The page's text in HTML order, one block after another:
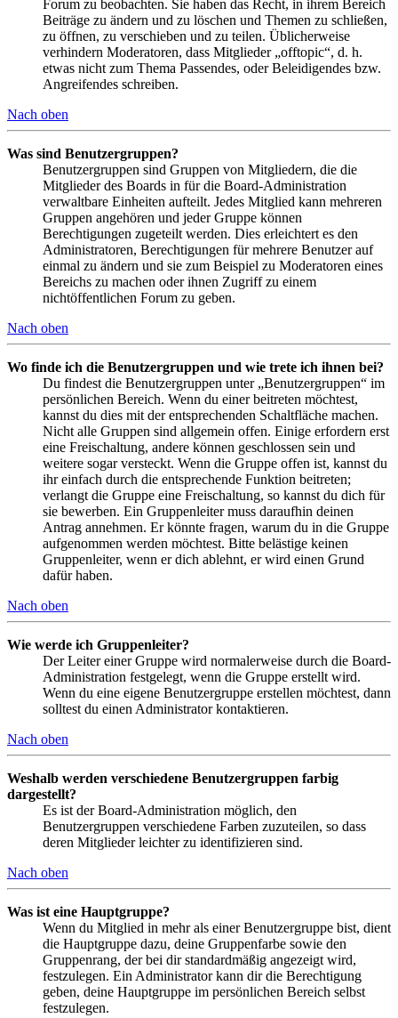
Forum zu beobachten. Sie haben das Recht, in ihrem Bereich
Beiträge zu ändern und zu löschen und Themen zu schließen,
zu öffnen, zu verschieben und zu teilen. Üblicherweise
verhindern Moderatoren, dass Mitglieder „offtopic“, d. h.
etwas nicht zum Thema Passendes, oder Beleidigendes bzw.
Angreifendes schreiben.
Nach oben
Was sind Benutzergruppen?
Benutzergruppen sind Gruppen von Mitgliedern, die die
Mitglieder des Boards in für die Board-Administration
verwaltbare Einheiten aufteilt. Jedes Mitglied kann mehreren
Gruppen angehören und jeder Gruppe können
Berechtigungen zugeteilt werden. Dies erleichtert es den
Administratoren, Berechtigungen für mehrere Benutzer auf
einmal zu ändern und sie zum Beispiel zu Moderatoren eines
Bereichs zu machen oder ihnen Zugriff zu einem
nichtöffentlichen Forum zu geben.
Nach oben
Wo finde ich die Benutzergruppen und wie trete ich ihnen bei?
Du findest die Benutzergruppen unter „Benutzergruppen“ im
persönlichen Bereich. Wenn du einer beitreten möchtest,
kannst du dies mit der entsprechenden Schaltfläche machen.
Nicht alle Gruppen sind allgemein offen. Einige erfordern erst
eine Freischaltung, andere können geschlossen sein und
weitere sogar versteckt. Wenn die Gruppe offen ist, kannst du
ihr einfach durch die entsprechende Funktion beitreten;
verlangt die Gruppe eine Freischaltung, so kannst du dich für
sie bewerben. Ein Gruppenleiter muss daraufhin deinen
Antrag annehmen. Er könnte fragen, warum du in die Gruppe
aufgenommen werden möchtest. Bitte belästige keinen
Gruppenleiter, wenn er dich ablehnt, er wird einen Grund
dafür haben.
Nach oben
Wie werde ich Gruppenleiter?
Der Leiter einer Gruppe wird normalerweise durch die Board-
Administration festgelegt, wenn die Gruppe erstellt wird.
Wenn du eine eigene Benutzergruppe erstellen möchtest, dann
solltest du einen Administrator kontaktieren.
Nach oben
Weshalb werden verschiedene Benutzergruppen farbig
dargestellt?
Es ist der Board-Administration möglich, den
Benutzergruppen verschiedene Farben zuzuteilen, so dass
deren Mitglieder leichter zu identifizieren sind.
Nach oben
Was ist eine Hauptgruppe?
Wenn du Mitglied in mehr als einer Benutzergruppe bist, dient
die Hauptgruppe dazu, deine Gruppenfarbe sowie den
Gruppenrang, der bei dir standardmäßig angezeigt wird,
festzulegen. Ein Administrator kann dir die Berechtigung
geben, deine Hauptgruppe im persönlichen Bereich selbst
festzulegen.